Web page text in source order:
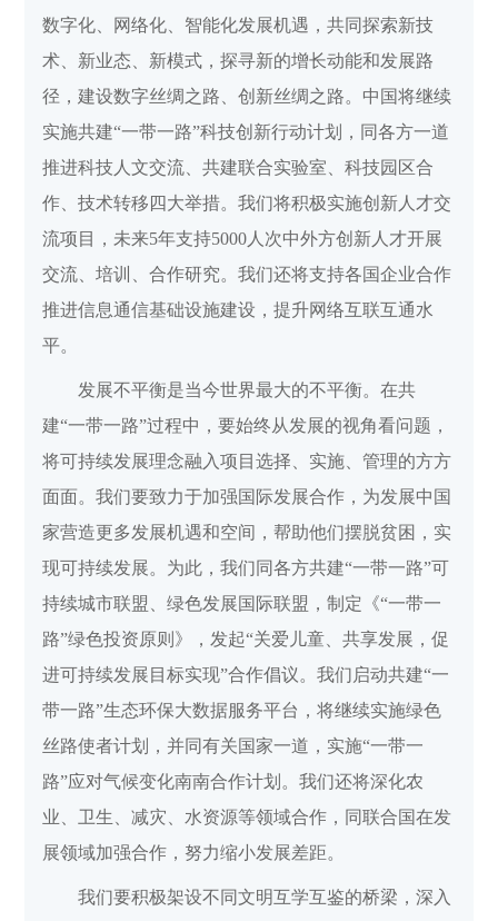
数字化、网络化、智能化发展机遇，共同探索新技
术、新业态、新模式，探寻新的增长动能和发展路
径，建设数字丝绸之路、创新丝绸之路。中国将继续
实施共建“一带一路”科技创新行动计划，同各方一道
推进科技人文交流、共建联合实验室、科技园区合
作、技术转移四大举措。我们将积极实施创新人才交
流项目，未来5年支持5000人次中外方创新人才开展
交流、培训、合作研究。我们还将支持各国企业合作
推进信息通信基础设施建设，提升网络互联互通水
平。
发展不平衡是当今世界最大的不平衡。在共
建“一带一路”过程中，要始终从发展的视角看问题，
将可持续发展理念融入项目选择、实施、管理的方方
面面。我们要致力于加强国际发展合作，为发展中国
家营造更多发展机遇和空间，帮助他们摆脱贫困，实
现可持续发展。为此，我们同各方共建“一带一路”可
持续城市联盟、绿色发展国际联盟，制定《“一带一
路”绿色投资原则》，发起“关爱儿童、共享发展，促
进可持续发展目标实现”合作倡议。我们启动共建“一
带一路”生态环保大数据服务平台，将继续实施绿色
丝路使者计划，并同有关国家一道，实施“一带一
路”应对气候变化南南合作计划。我们还将深化农
业、卫生、减灾、水资源等领域合作，同联合国在发
展领域加强合作，努力缩小发展差距。
我们要积极架设不同文明互学互鉴的桥梁，深入